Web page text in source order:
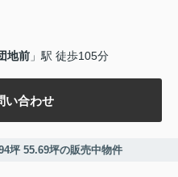
地前 」駅 徒歩105分
い合わせ
坪 55.69坪の販売中物件